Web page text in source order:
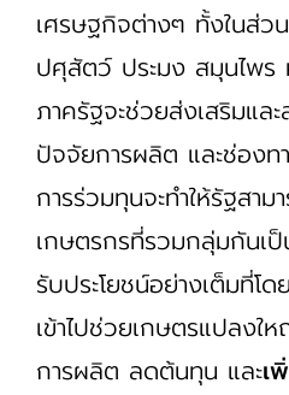
เศรษฐกิจต่างๆ ทั้งในส่
ปศุสัตว์ ประมง สมุนไพ
ภาครัฐจะช่วยส่งเสริมแล
ปัจจัยการผลิต และช่องท
การร่วมทุนจะทำให้รัฐสาม
เกษตรกรที่รวมกลุ่มกันเ
รับประโยชน์อย่างเต็มที่โ
เข้าไปช่วยเกษตรแปลง
การผลิต ลดต้นทุน และเ